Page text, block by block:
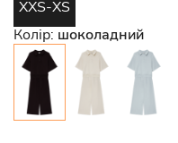
XXS-XS
Колір: шоколадний